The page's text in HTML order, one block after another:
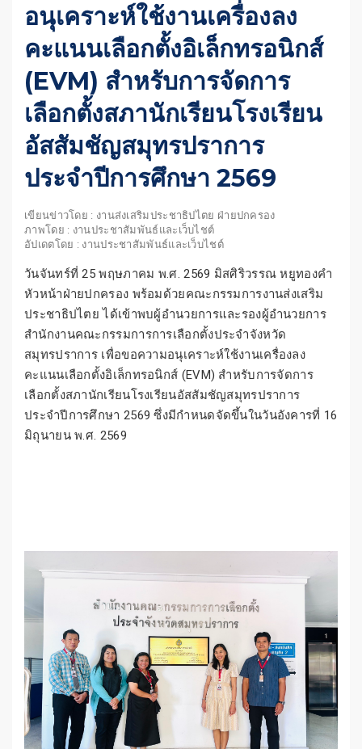
อนุเคราะห์ใช้งานเครื่องลง
คะแนนเลือกตั้งอิเล็กทรอนิกส์
(EVM) สำหรับการจัดการ
เลือกตั้งสภานักเรียนโรงเรียน
อัสสัมชัญสมุทรปราการ
ประจำปีการศึกษา 2569
เขียนข่าวโดย : งานส่งเสริมประชาธิปไตย ฝ่ายปกครอง
ภาพโดย : งานประชาสัมพันธ์และเว็บไชต์
อัปเดตโดย : งานประชาสัมพันธ์และเว็บไชต์
วันจันทร์ที่ 25 พฤษภาคม พ.ศ. 2569 มิสศิริวรรณ หยูทองคำ
หัวหน้าฝ่ายปกครอง พร้อมด้วยคณะกรรมการงานส่งเสริม
ประชาธิปไตย ได้เข้าพบผู้อำนวยการและรองผู้อำนวยการ
สำนักงานคณะกรรมการการเลือกตั้งประจำจังหวัด
สมุทรปราการ เพื่อขอความอนุเคราะห์ใช้งานเครื่องลง
คะแนนเลือกตั้งอิเล็กทรอนิกส์ (EVM) สำหรับการจัดการ
เลือกตั้งสภานักเรียนโรงเรียนอัสสัมชัญสมุทรปราการ
ประจำปีการศึกษา 2569 ซึ่งมีกำหนดจัดขึ้นในวันอังคารที่ 16
มิถุนายน พ.ศ. 2569